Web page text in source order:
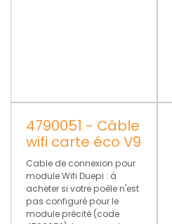
4790051 - Câble
wifi carte éco V9
Cable de connexion pour
module Wifi Duepi : à
acheter si votre poêle n'est
pas configuré pour le
module précité (code